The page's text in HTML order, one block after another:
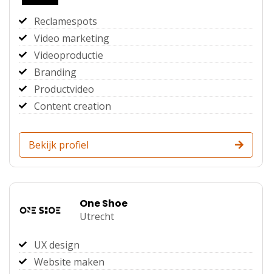
Reclamespots
Video marketing
Videoproductie
Branding
Productvideo
Content creation
Bekijk profiel
One Shoe
Utrecht
UX design
Website maken